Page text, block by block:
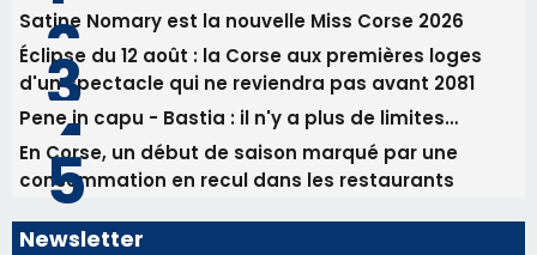
Satine Nomary est la nouvelle Miss Corse 2026
Éclipse du 12 août : la Corse aux premières loges
d'un spectacle qui ne reviendra pas avant 2081
Pene in capu - Bastia : il n'y a plus de limites…
En Corse, un début de saison marqué par une
consommation en recul dans les restaurants
Newsletter